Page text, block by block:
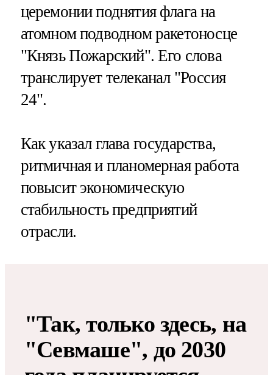
церемонии поднятия флага на
атомном подводном ракетоносце
"Князь Пожарский". Его слова
транслирует телеканал "Россия
24".
Как указал глава государства,
ритмичная и планомерная работа
повысит экономическую
стабильность предприятий
отрасли.
"Так, только здесь, на
"Севмаше", до 2030